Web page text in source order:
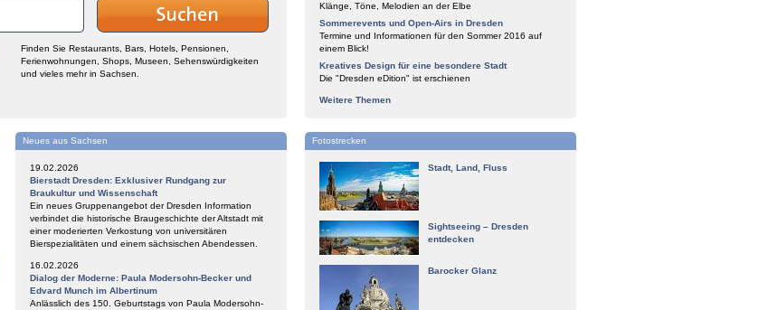
Finden Sie Restaurants, Bars, Hotels, Pensionen,
Ferienwohnungen, Shops, Museen, Sehenswürdigkeiten
und vieles mehr in Sachsen.
Neues aus Sachsen
19.02.2026
Bierstadt Dresden: Exklusiver Rundgang zur
Braukultur und Wissenschaft
Ein neues Gruppenangebot der Dresden Information
verbindet die historische Braugeschichte der Altstadt mit
einer moderierten Verkostung von universitären
Bierspezialitäten und einem sächsischen Abendessen.
16.02.2026
Dialog der Moderne: Paula Modersohn-Becker und
Edvard Munch im Albertinum
Anlässlich des 150. Geburtstags von Paula Modersohn-
Klänge, Töne, Melodien an der Elbe
Sommerevents und Open-Airs in Dresden
Termine und Informationen für den Sommer 2016 auf
einem Blick!
Kreatives Design für eine besondere Stadt
Die "Dresden eDition" ist erschienen
Weitere Themen
Fotostrecken
Stadt, Land, Fluss
Sightseeing – Dresden
entdecken
Barocker Glanz